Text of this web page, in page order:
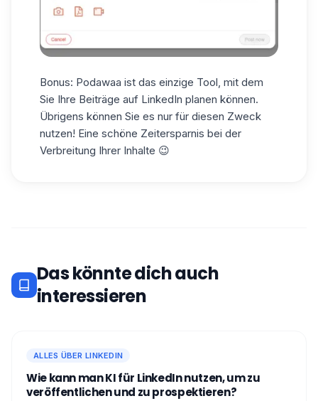
Bonus: Podawaa ist das einzige Tool, mit dem
Sie Ihre Beiträge auf LinkedIn planen können.
Übrigens können Sie es nur für diesen Zweck
nutzen! Eine schöne Zeitersparnis bei der
Verbreitung Ihrer Inhalte 😉
Das könnte dich auch
interessieren
ALLES ÜBER LINKEDIN
Wie kann man KI für LinkedIn nutzen, um zu
veröffentlichen und zu prospektieren?